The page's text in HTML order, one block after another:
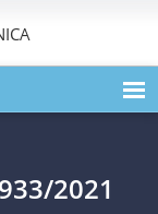
2021